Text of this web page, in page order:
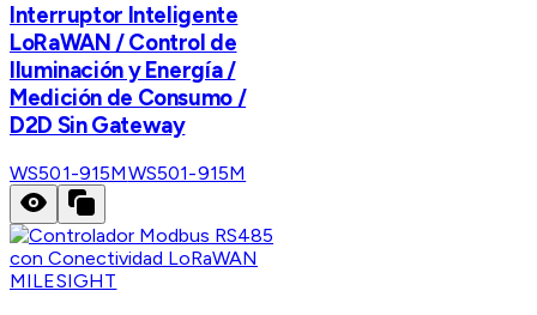
Interruptor Inteligente
LoRaWAN / Control de
Iluminación y Energía /
Medición de Consumo /
D2D Sin Gateway
WS501-915MWS501-915M
MILESIGHT